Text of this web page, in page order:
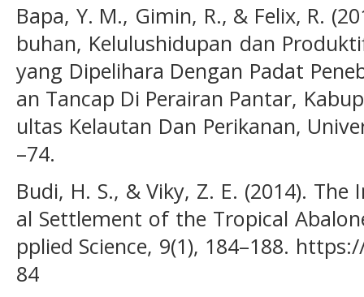
Bapa, Y. M., Gimin, R., & Felix, R.
buhan, Kelulushidupan dan
yang Dipelihara Dengan Padat
an Tancap Di Perairan Pantar,
ultas Kelautan Dan Perikanan,
–74.
Budi, H. S., & Viky, Z. E. (2014).
al Settlement of the Tropical
pplied Science, 9(1), 184–188.
84